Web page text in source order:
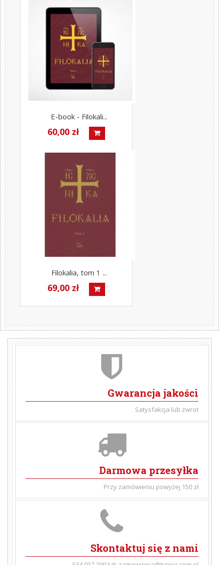
E-book - Filokali...
60,00 zł
Filokalia, tom 1 ...
69,00 zł
Gwarancja jakości
Satysfakcja lub zwrot
Darmowa przesyłka
Przy zamówieniu powyżej 150 zł
Skontaktuj się z nami